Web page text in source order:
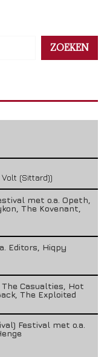
ZOEKEN
Volt (Sittard))
met o.a. Opeth,
The Kovenant,
Editors, Hiqpy
Casualties, Hot
The Exploited
Festival met o.a.